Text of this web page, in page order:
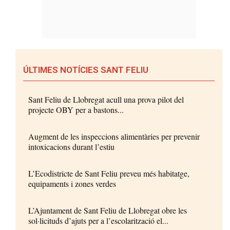
ÚLTIMES NOTÍCIES SANT FELIU
Sant Feliu de Llobregat acull una prova pilot del
projecte OBY per a bastons...
Augment de les inspeccions alimentàries per prevenir
intoxicacions durant l’estiu
L’Ecodistricte de Sant Feliu preveu més habitatge,
equipaments i zones verdes
L’Ajuntament de Sant Feliu de Llobregat obre les
sol·licituds d’ajuts per a l’escolarització el...